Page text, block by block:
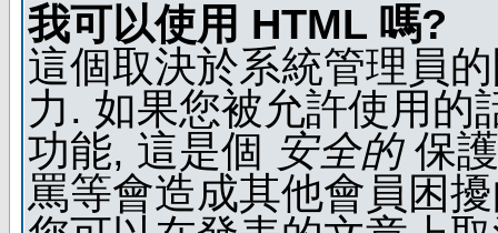
我可以使用 HTML 嗎?
這個取決於系統管理員
力. 如果您被允許使用的
功能, 這是個 安全的保
罵等會造成其他會員困